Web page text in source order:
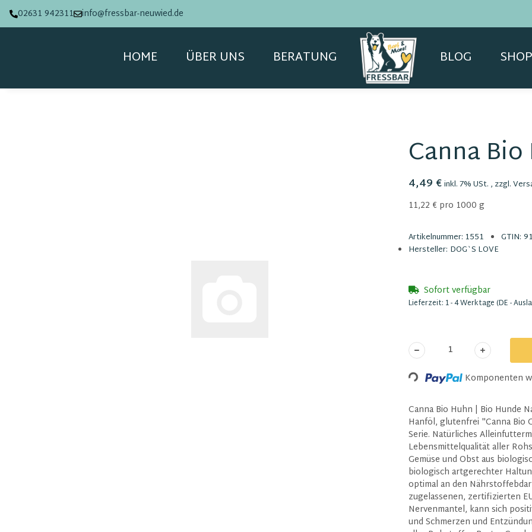
02631 942311 info@fressbar-neuwied.de
SHOP
HOME ÜBER UNS BERATUNG BLOG
Canna
4,49 €inkl. 7% USt. , zzgl.
11,22 € pro 1000 g
Artikelnummer: 1551 GTIN:
Hersteller: DOG`S LOVE
Sofort verfügbar
Lieferzeit: 1 - 4 Werktage(DE -
Loading... Komponenten
Canna Bio Huhn | Bio Hunde
Hanföl, glutenfrei "Canna Bio
Serie. Natürliches
Lebensmittelqualität aller
Gemüse und Obst aus
biologisch artgerechter
optimal an den
zugelassenen, zertifizierten
Nervenmantel, kann sich
und Schmerzen und